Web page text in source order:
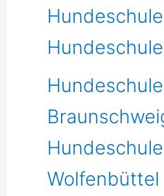
Hundeschule
Hundeschule
Wolfenbüttel